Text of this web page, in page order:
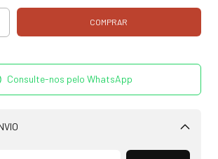
Consulte-nos pelo WhatsApp
Alterar CEP